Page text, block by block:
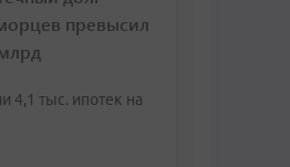
превысил
4,1 тыс. ипотек на